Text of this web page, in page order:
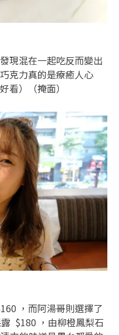
現混在一起吃反而變出
克力真的是療癒人心
看）（掩面）
，而阿湯哥則選擇了
$180 ，由柳橙鳳梨石